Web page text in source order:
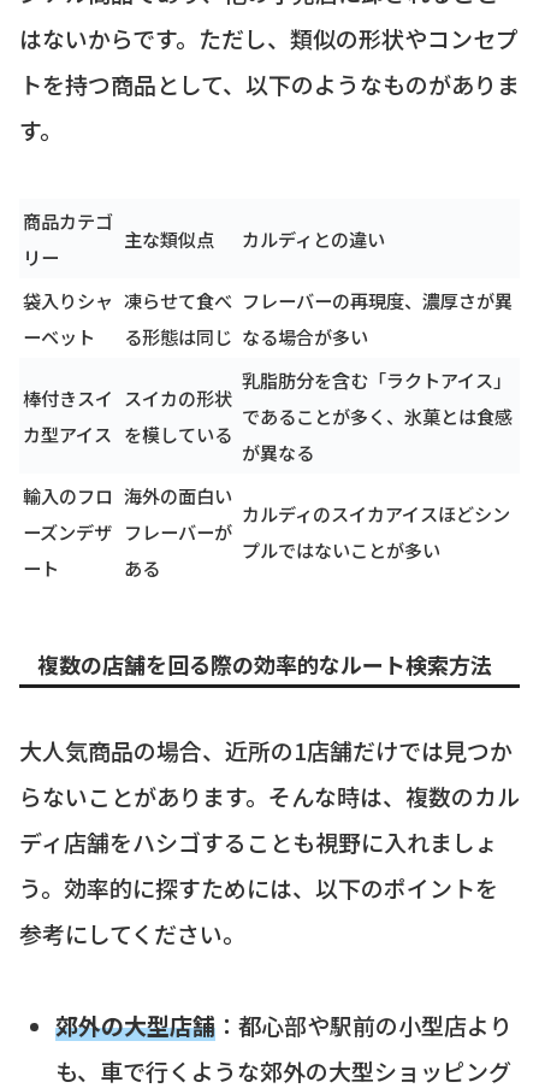
はないからです。ただし、類似の形状やコンセプ
トを持つ商品として、以下のようなものがありま
す。
商品カテゴ
リー
主な類似点 カルディとの違い
袋入りシャ
ーベット
凍らせて食べ
る形態は同じ
フレーバーの再現度、濃厚さが異
なる場合が多い
棒付きスイ
カ型アイス
スイカの形状
を模している
乳脂肪分を含む「ラクトアイス」
であることが多く、氷菓とは食感
が異なる
輸入のフロ
ーズンデザ
ート
海外の面白い
フレーバーが
ある
カルディのスイカアイスほどシン
プルではないことが多い
複数の店舗を回る際の効率的なルート検索方法
大人気商品の場合、近所の1店舗だけでは見つか
らないことがあります。そんな時は、複数のカル
ディ店舗をハシゴすることも視野に入れましょ
う。効率的に探すためには、以下のポイントを
参考にしてください。
郊外の大型店舗：都心部や駅前の小型店より
も、車で行くような郊外の大型ショッピング